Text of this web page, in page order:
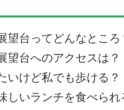
望台ってどんなところ
望台へのアクセスは？
いけど私でも歩ける？
しいランチを食べら